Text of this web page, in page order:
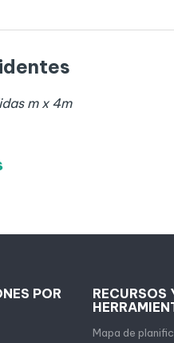
m x 4m
POR
RECURSOS
Mapa de